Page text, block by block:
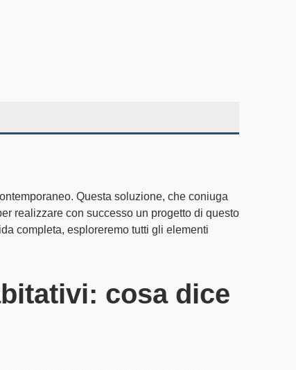
. Questa soluzione, che coniuga
realizzare con successo un progetto di questo
completa, esploreremo tutti gli elementi
cosa dice